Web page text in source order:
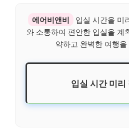
에어비앤비
입실 시간을 미
와 소통하여 편안한 입실을 계
약하고 완벽한 여행
입실 시간 미리